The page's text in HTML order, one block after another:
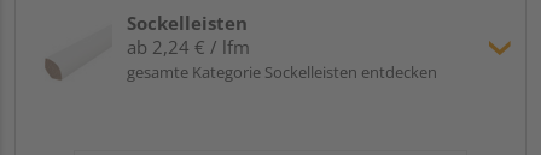
Sockelleisten
ab 2,24 € / lfm
gesamte Kategorie Sockelleisten entdecken